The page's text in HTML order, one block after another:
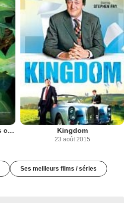
Arrietty le petit monde des chapardeurs Kingdom
23 août 2015
Ses meilleurs films / séries